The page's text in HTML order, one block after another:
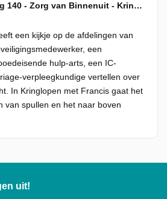
Seizoen 6, Aflevering 140 - Zorg van Binnenuit - Kringlopen met Francis
een kijkje op de afdelingen van
een
hulp-arts, een IC-
verpleegkundige vertellen over
In Kringlopen met Francis gaat het
van spullen en het naar boven
uit!